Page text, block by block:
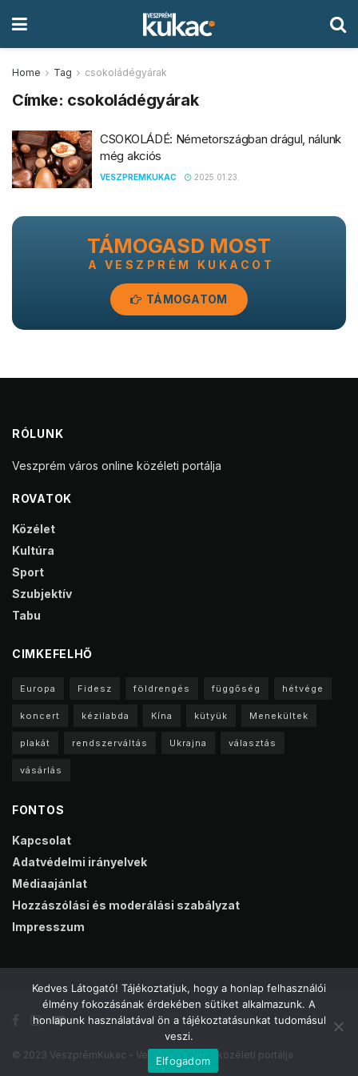
Home Tag csokoládégyárak
Címke: csokoládégyárak
CSOKOLÁDÉ: Németországban drágul, nálunk
még akciós
VESZPREMKUKAC 2025.01.23.
TÁMOGASD MOST
A VESZPRÉM KUKACOT
TÁMOGATOM
RÓLUNK
Veszprém város online közéleti portálja
ROVATOK
Közélet
Kultúra
Sport
Szubjektív
Tabu
CIMKEFELHŐ
Europa Fidesz földrengés függőség hétvége
koncert kézilabda Kína kütyük Menekültek
plakát rendszerváltás Ukrajna választás
vásárlás
FONTOS
Kapcsolat
Adatvédelmi irányelvek
Médiaajánlat
Hozzászólási és moderálási szabályzat
Impresszum
© 2023 VeszprémKukac - Veszprém online közéleti portálja
Kedves Látogató! Tájékoztatjuk, hogy a honlap felhasználói
élmény fokozásának érdekében sütiket alkalmazunk. A
honlapunk használatával ön a tájékoztatásunkat tudomásul
veszi.
Elfogadom